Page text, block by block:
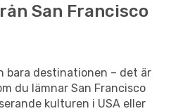
San Francisco
bara destinationen – det är
du lämnar San Francisco
kulturen i USA eller